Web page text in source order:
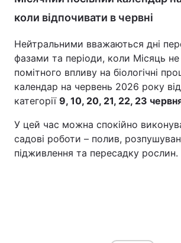
коли відпочивати в червні
Нейтральними вважаються дні
фазами та періоди, коли Місяць
помітного впливу на біологічні
календар на червень 2026 року
категорії 9, 10, 20, 21, 22, 23
У цей час можна спокійно
садові роботи – полив,
підживлення та пересадку рослин.